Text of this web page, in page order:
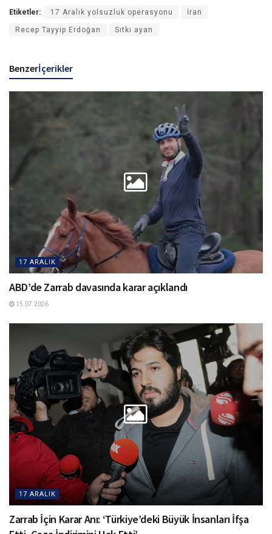
Etiketler: 17 Aralık yolsuzluk operasyonu İran
Recep Tayyip Erdoğan Sıtkı ayan
Benzerİçerikler
17 ARALIK
ABD’de Zarrab davasında karar açıklandı
15.07.2026
17 ARALIK
Zarrab İçin Karar Anı: ‘Türkiye’deki Büyük İnsanları İfşa